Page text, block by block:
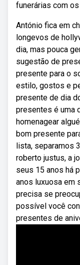
funerárias com
António fica em
longevos de
dia, mas pouca
sugestão de
presente para o
estilo, gostos e
presente de dia
presentes é uma
homenagear
bom presente
lista, separamos
roberto justus, a
seus 15 anos há
anos luxuosa em
precisa se
possível você
presentes de